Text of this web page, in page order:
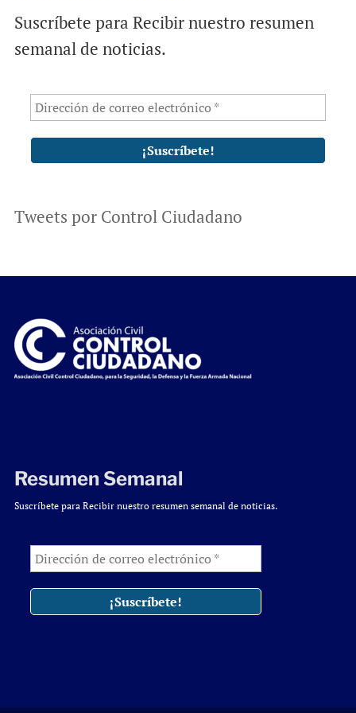
Suscríbete para Recibir nuestro resumen
semanal de noticias.
Tweets por Control Ciudadano
Resumen Semanal
Suscríbete para Recibir nuestro resumen semanal de noticias.